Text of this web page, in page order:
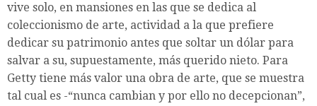
vive solo, en mansiones en las que se dedica al
coleccionismo de arte, actividad a la que prefiere
dedicar su patrimonio antes que soltar un dólar para
salvar a su, supuestamente, más querido nieto. Para
Getty tiene más valor una obra de arte, que se muestra
tal cual es -“nunca cambian y por ello no decepcionan”,